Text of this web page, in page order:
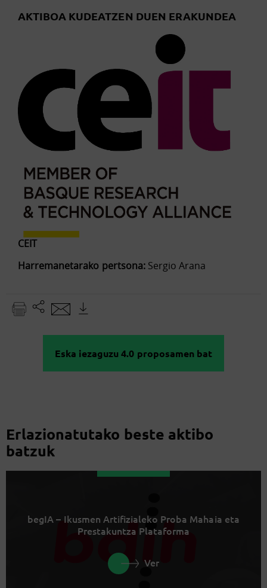
AKTIBOA KUDEATZEN DUEN ERAKUNDEA
CEIT
Harremanetarako pertsona:Sergio Arana
Eska iezaguzu 4.0 proposamen bat
Erlazionatutako beste aktibo
batzuk
begIA – Ikusmen Artifizialeko Proba Mahaia eta
Prestakuntza Plataforma
Ver